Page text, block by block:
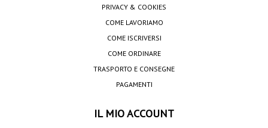
PRIVACY & COOKIES
COME LAVORIAMO
COME ISCRIVERSI
COME ORDINARE
TRASPORTO E CONSEGNE
PAGAMENTI
IL MIO ACCOUNT